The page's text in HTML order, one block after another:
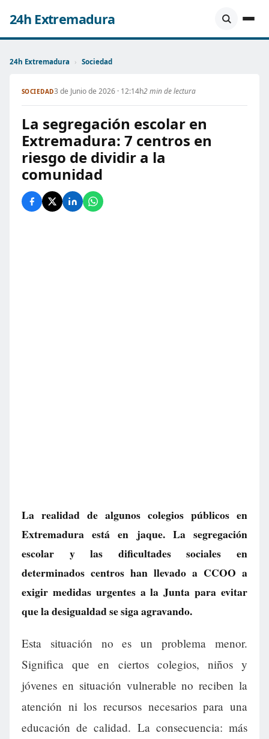
24h Extremadura
24h Extremadura › Sociedad
SOCIEDAD3 de Junio de 2026 · 12:14h2 min de lectura
La segregación escolar en
Extremadura: 7 centros en
riesgo de dividir a la
comunidad
La realidad de algunos colegios públicos en
Extremadura está en jaque. La segregación
escolar y las dificultades sociales en
determinados centros han llevado a CCOO a
exigir medidas urgentes a la Junta para evitar
que la desigualdad se siga agravando.
Esta situación no es un problema menor.
Significa que en ciertos colegios, niños y
jóvenes en situación vulnerable no reciben la
atención ni los recursos necesarios para una
educación de calidad. La consecuencia: más